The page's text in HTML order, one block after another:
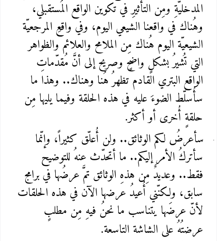
المدخليّةِ ومِن التأثيرِ في تكوين الواقع المُستقبلي،
وهُناك في واقعنا الشيعي اليوم، وفي واقعِ المرجعيّة
الشيعيّة اليوم هُناك مِن الملامح والعلائم والظواهر
التي تُشيرُ بشكلٍ واضحٍ وصريح إلى أنَّ مُقدّماتِ
الواقع البتري القادم تظهرُ هُنا وهناك.. وهذا ما
سأُسلّط الضوءَ عليه في هذه الحلقة وفيما يليها مِن
حلقةٍ أُخرى أو أكثر.
سأعرضُ لكم الوثائق.. ولن أُعلّق كثيراً، وإنّما
سأتركُ الأمر إليكم.. ما أتحدّث عنهُ للتوضيح
فقط.. وعديدٌ مِن هذهِ الوثائق تمَّ عرضُها في برامج
سابق، ولكنّني أُعيدُ عرضها الآن في هذه الحلقات
لأنّ عرضَها يتناسب ما نحنُ فيهِ مِن مطلبٍ
عرضتُهُ على الشاشة التاسعة.